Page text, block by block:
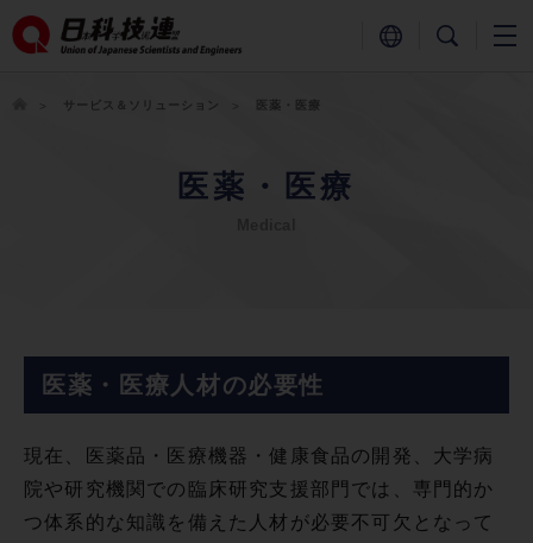
サービス＆ソリューション 医薬・医療
医薬・医療
医薬・医療人材の必要性
現在、医薬品・医療機器・健康食品の開発、大学病
院や研究機関での臨床研究支援部門では、専門的か
つ体系的な知識を備えた人材が必要不可欠となって